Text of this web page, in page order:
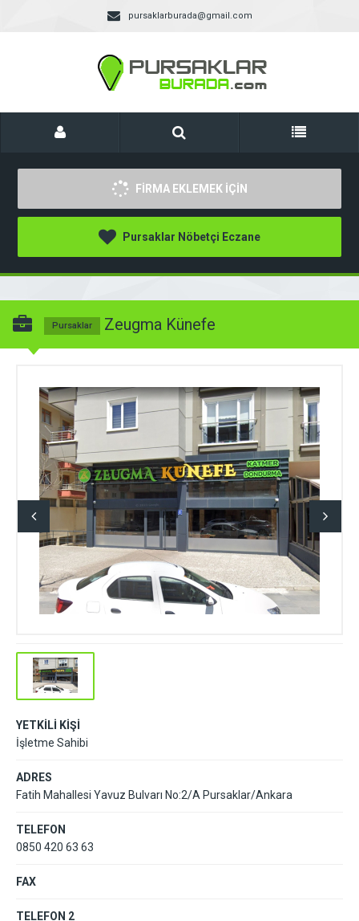
pursaklarburada@gmail.com
FİRMA EKLEMEK İÇİN
Pursaklar Nöbetçi Eczane
Pursaklar Zeugma Künefe
YETKİLİ KİŞİ
İşletme Sahibi
ADRES
Fatih Mahallesi Yavuz Bulvarı No:2/A Pursaklar/Ankara
TELEFON
0850 420 63 63
FAX
TELEFON 2